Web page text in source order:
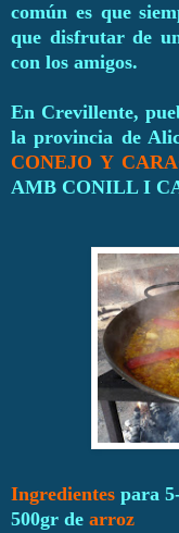
común es que
que disfrutar de
con los amigos.
En Crevillente,
la provincia de
CONEJO Y
AMB CONILL I
Ingredientes para
500gr de arroz